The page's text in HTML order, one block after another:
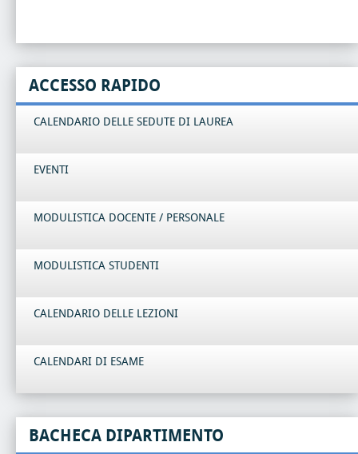
ACCESSO RAPIDO
CALENDARIO DELLE SEDUTE DI LAUREA
EVENTI
MODULISTICA DOCENTE / PERSONALE
MODULISTICA STUDENTI
CALENDARIO DELLE LEZIONI
CALENDARI DI ESAME
BACHECA DIPARTIMENTO